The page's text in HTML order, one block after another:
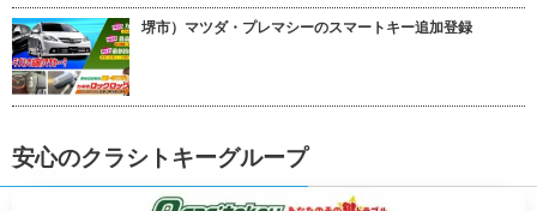
堺市）マツダ・プレマシーのスマートキー追加登録
安心のクラシトキーグループ